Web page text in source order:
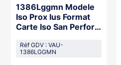
1386Lggmn Modele
Iso Prox Ius Format
Carte Iso San Perfor
Réf GDV : VAU-
1386LGGMN